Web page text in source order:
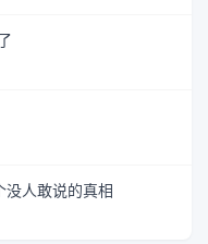
没人敢说的真相